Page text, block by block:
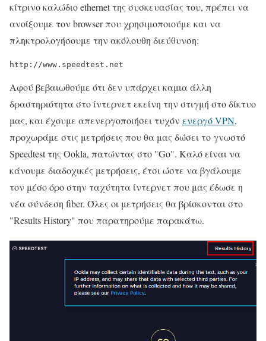
κίτρινο καλώδιο ethernet της συσκευασίας του, πρέπει να
ανοίξουμε τον browser που χρησιμοποιούμε και να
πληκτρολογήσουμε την ακόλουθη διεύθυνση:
http://www.speedtest.net
Αφού βεβαιωθούμε ότι δεν υπάρχει καμια άλλη
δραστηριότητα στο ίντερνετ εκείνη την στιγμή στο δίκτυο
μας, και έχουμε απενεργοποιήσει τυχόν ενεργό VPN,
προχωράμε στις μετρήσεις που θα μας δώσει το γνωστό
Speedtest της Ookla, πατώντας στο "Go". Καλό είναι να
κάνουμε διαδοχικές μετρήσεις, έτσι ώστε να βγάλουμε
τον μέσο όρο στην ταχύτητα ίντερνετ που μας έδωσε η
νέα σύνδεση fiber. Όλες οι μετρήσεις θα βρίσκονται στο
"Results History" που παρατηρούμε παρακάτω.